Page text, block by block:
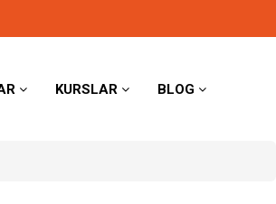
KURSLAR BLOG